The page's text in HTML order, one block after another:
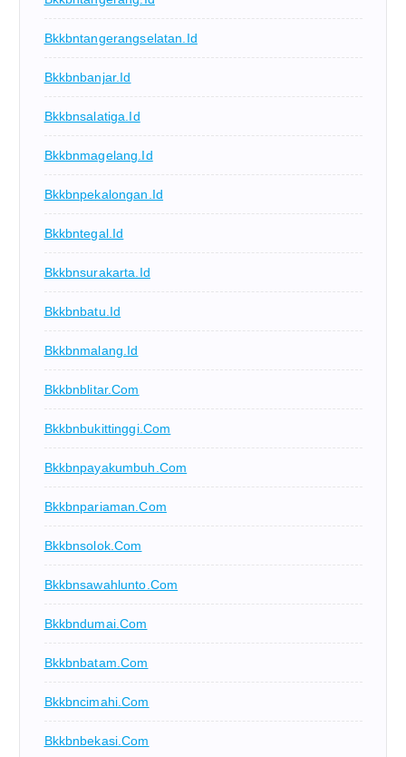
Bkkbntangerangselatan.id
Bkkbnbanjar.id
Bkkbnsalatiga.id
Bkkbnmagelang.id
Bkkbnpekalongan.id
Bkkbntegal.id
Bkkbnsurakarta.id
Bkkbnbatu.id
Bkkbnmalang.id
Bkkbnblitar.com
Bkkbnbukittinggi.com
Bkkbnpayakumbuh.com
Bkkbnpariaman.com
Bkkbnsolok.com
Bkkbnsawahlunto.com
Bkkbndumai.com
Bkkbnbatam.com
Bkkbncimahi.com
Bkkbnbekasi.com